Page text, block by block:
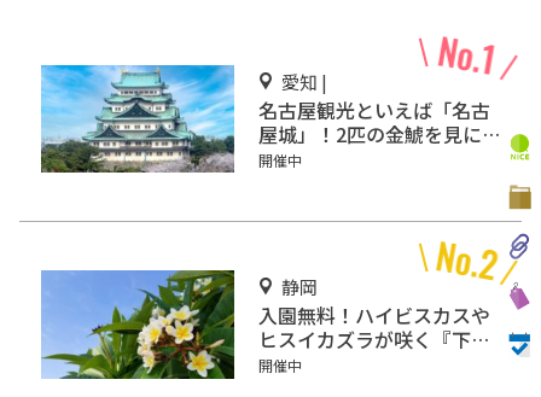
愛知 |
名古屋観光といえば「名古
屋城」！2匹の金鯱を見に
行こう
開催中
静岡
入園無料！ハイビスカスや
ヒスイカズラが咲く『下賀
茂熱帯植物園』で南国気分
開催中